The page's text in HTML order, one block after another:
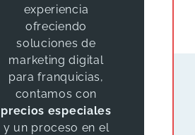
experiencia
ofreciendo
soluciones de
marketing digital
para franquicias,
contamos con
precios especiales
y un proceso en el